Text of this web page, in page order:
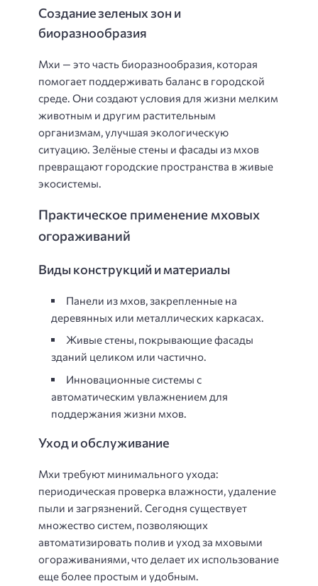
Создание зеленых зон и
биоразнообразия
Мхи — это часть биоразнообразия, которая
помогает поддерживать баланс в городской
среде. Они создают условия для жизни мелким
животным и другим растительным
организмам, улучшая экологическую
ситуацию. Зелёные стены и фасады из мхов
превращают городские пространства в живые
экосистемы.
Практическое применение мховых
огораживаний
Виды конструкций и материалы
Панели из мхов, закрепленные на
деревянных или металлических каркасах.
Живые стены, покрывающие фасады
зданий целиком или частично.
Инновационные системы с
автоматическим увлажнением для
поддержания жизни мхов.
Уход и обслуживание
Мхи требуют минимального ухода:
периодическая проверка влажности, удаление
пыли и загрязнений. Сегодня существует
множество систем, позволяющих
автоматизировать полив и уход за мховыми
огораживаниями, что делает их использование
еще более простым и удобным.